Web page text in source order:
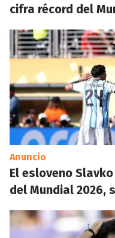
cifra récord del
Anuncio
El esloveno
del Mundial 2026,